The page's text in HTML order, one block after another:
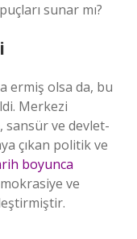
sunar mı?
ermiş olsa da, bu
Merkezi
sansür ve devlet-
çıkan politik ve
boyunca
ve